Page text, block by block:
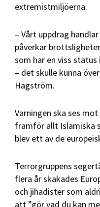
extremistmiljöerna.
– Vårt uppdrag
påverkar
som har en viss
– det skulle kunna
Hagström.
Varningen ska ses
framför allt Islamiska
blev ett av de
Terrorgruppens
flera år skakades
och jihadister som
att ”gör vad du kan